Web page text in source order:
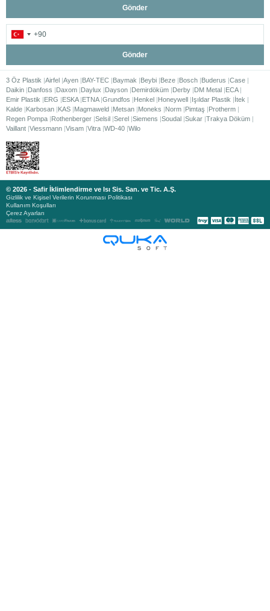
Gönder
Gönder
3 Öz Plastik Airfel Ayen BAY-TEC Baymak Beybi Beze Bosch Buderus Case
Daikin Danfoss Daxom Daylux Dayson Demirdöküm Derby DM Metal ECA
Emir Plastik
ERG ESKA ETNA Grundfos Henkel Honeywell Işıldar Plastik
İtek
Kalde Karbosan KAS Magmaweld Metsan Moneks Norm Pimtaş
Protherm
Regen Pompa Rothenberger Selsil Serel Siemens Soudal Sukar Trakya Döküm
Vaillant Viessmann Visam Vitra WD-40 Wilo
© 2026 - Safir İklimlendirme ve Isı Sis. San. ve Tic. A.Ş.
Gizlilik ve Kişisel Verilerin Korunması Politikası
Kullanım Koşulları
Çerez Ayarları